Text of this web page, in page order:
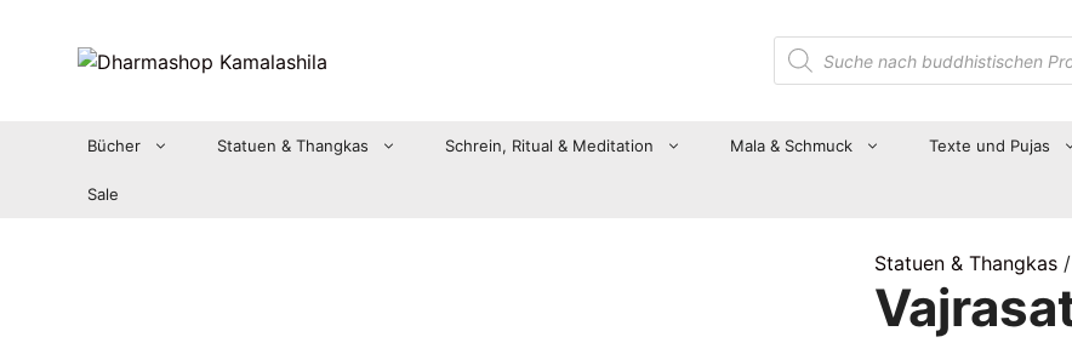
Suche
nach
Produkten
Bücher Statuen & Thangkas Schrein, Ritual & Meditation Mala & Schmuck Texte und Pujas
Sale
Statuen & Thangkas/